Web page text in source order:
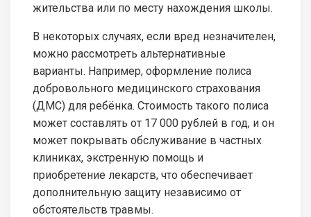
жительства или по месту нахождения школы.
В некоторых случаях, если вред незначителен,
можно рассмотреть альтернативные
варианты. Например, оформление полиса
добровольного медицинского страхования
(ДМС) для ребёнка. Стоимость такого полиса
может составлять от 17 000 рублей в год, и он
может покрывать обслуживание в частных
клиниках, экстренную помощь и
приобретение лекарств, что обеспечивает
дополнительную защиту независимо от
обстоятельств травмы.